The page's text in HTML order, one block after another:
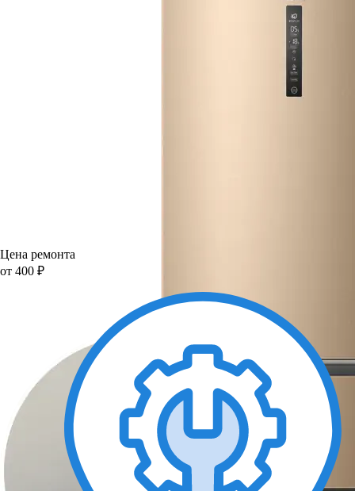
Цена ремонта
от 400 ₽